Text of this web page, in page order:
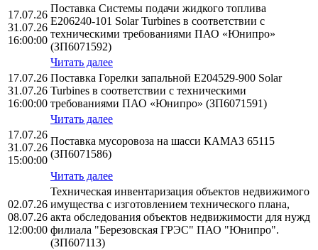
17.07.26
31.07.26
16:00:00
Поставка Системы подачи жидкого топлива
E206240-101 Solar Turbines в соответствии с
техническими требованиями ПАО «Юнипро»
(ЗП6071592)
Читать далее
17.07.26
31.07.26
16:00:00
Поставка Горелки запальной E204529-900 Solar
Turbines в соответствии с техническими
требованиями ПАО «Юнипро» (ЗП6071591)
Читать далее
17.07.26
31.07.26
15:00:00
Поставка мусоровоза на шасси КАМАЗ 65115
(ЗП6071586)
Читать далее
02.07.26
08.07.26
12:00:00
Техническая инвентаризация объектов недвижимого
имущества с изготовлением технического плана,
акта обследования объектов недвижимости для нужд
филиала "Березовская ГРЭС" ПАО "Юнипро".
(ЗП607113)